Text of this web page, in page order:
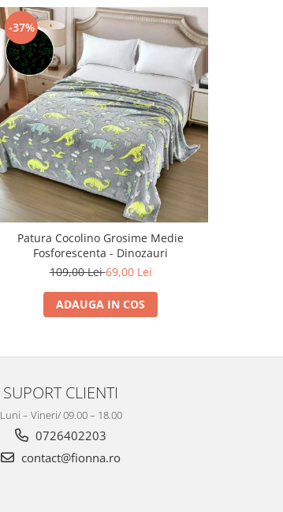
-37%
Patura Cocolino Grosime Medie
Fosforescenta - Dinozauri
109,00 Lei69,00 Lei
ADAUGA IN COS
SUPORT CLIENTI
Luni – Vineri/ 09.00 – 18.00
0726402203
contact@fionna.ro